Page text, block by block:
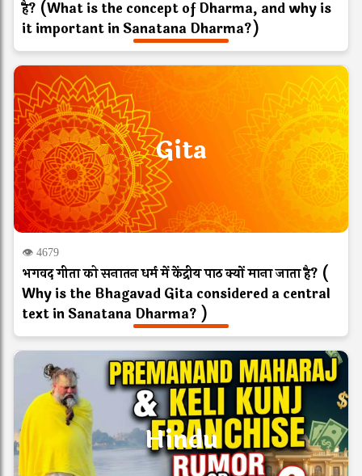
है? (What is the concept of Dharma, and why is
it important in Sanatana Dharma?)
Gita
👁 4679
भगवद गीता को सनातन धर्म में केंद्रीय पाठ क्यों माना जाता है? (
Why is the Bhagavad Gita considered a central
text in Sanatana Dharma? )
Hindu